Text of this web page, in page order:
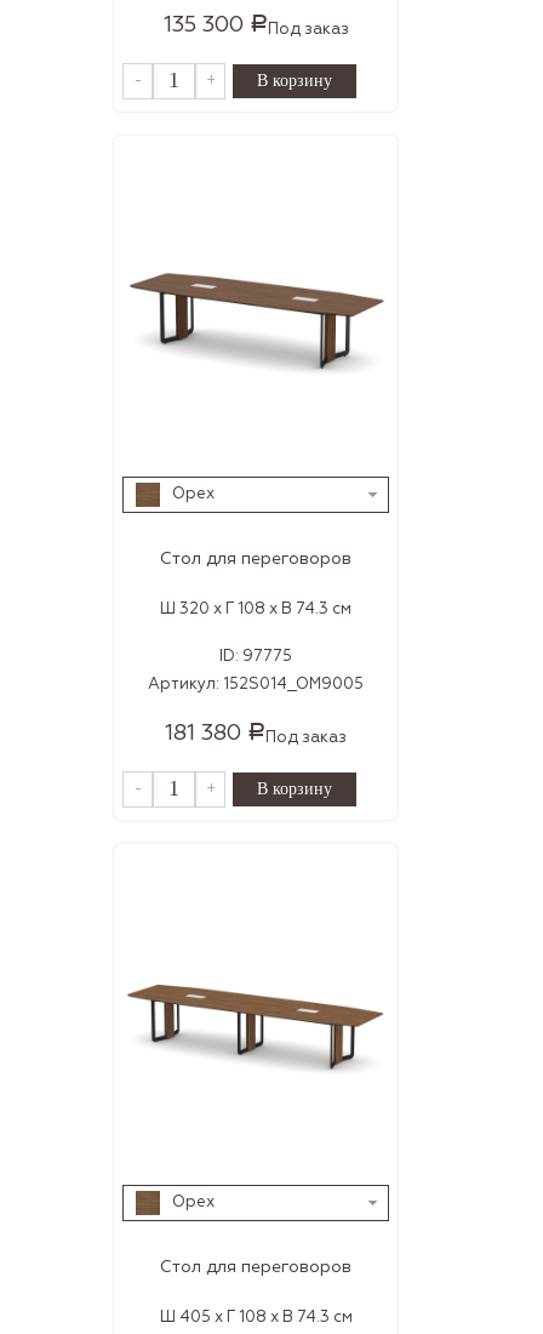
135 300 РПод заказ
- +
Орех
Стол для переговоров
Ш 320 x Г 108 x В 74.3 см
ID: 97775
Артикул: 152S014_OM9005
181 380 РПод заказ
- +
Орех
Стол для переговоров
Ш 405 x Г 108 x В 74.3 см